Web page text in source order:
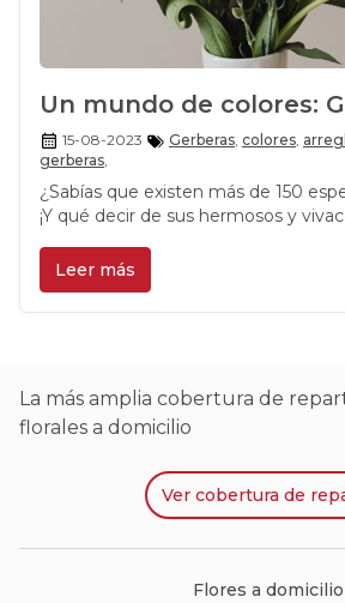
Un mundo de colores:
15-08-2023 Gerberas, colores,
gerberas,
¿Sabías que existen más de 150
¡Y qué decir de sus hermosos y
nuevo blog.
Leer más
La más amplia cobertura de
florales a domicilio
Ver cobertura de
Flores a domicilio